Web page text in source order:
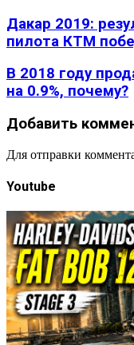
Дакар 2019:
пилота КТМ
В 2018 году
на 0.9%, почему?
Добавить
Для отправки
Youtube